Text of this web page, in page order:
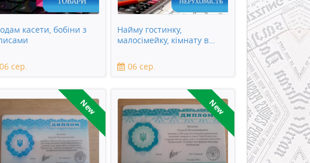
касети, бобіни з
06 сер.
Найму гостинку,
малосімейку, кімнату в
06 сер.
New New